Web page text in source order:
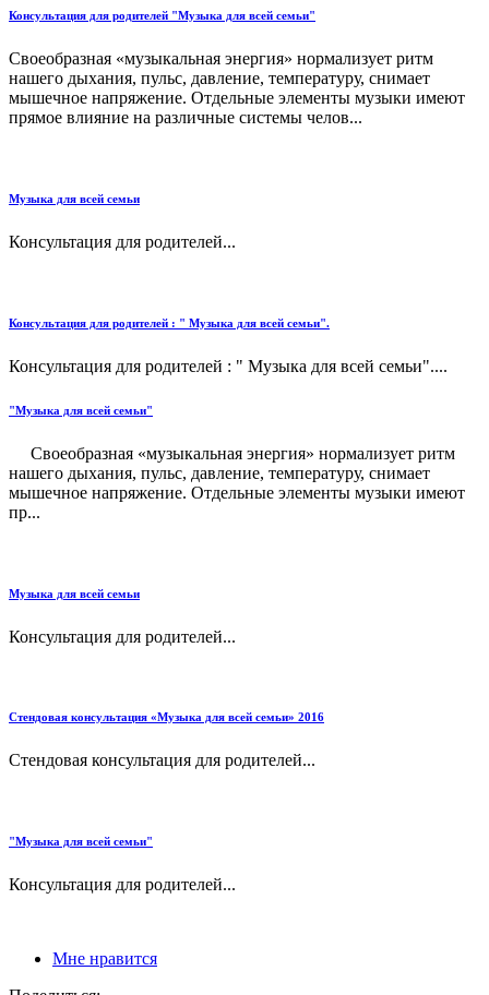
Консультация для родителей "Музыка для всей семьи"
Своеобразная «музыкальная энергия» нормализует ритм
нашего дыхания, пульс, давление, температуру, снимает
мышечное напряжение. Отдельные элементы музыки имеют
прямое влияние на различные системы челов...
Музыка для всей семьи
Консультация для родителей...
Консультация для родителей : " Музыка для всей семьи".
Консультация для родителей : " Музыка для всей семьи"....
"Музыка для всей семьи"
Своеобразная «музыкальная энергия» нормализует ритм
нашего дыхания, пульс, давление, температуру, снимает
мышечное напряжение. Отдельные элементы музыки имеют
пр...
Музыка для всей семьи
Консультация для родителей...
Стендовая консультация «Музыка для всей семьи» 2016
Стендовая консультация для родителей...
"Музыка для всей семьи"
Консультация для родителей...
Мне нравится